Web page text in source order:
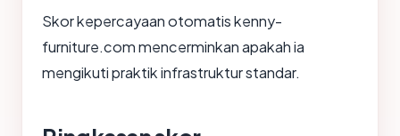
Skor kepercayaan otomatis kenny-
furniture.com mencerminkan apakah ia
mengikuti praktik infrastruktur standar.